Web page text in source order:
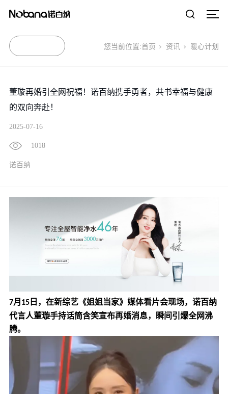
您当前位置:首页 资讯 暖心计划
董璇再婚引全网祝福！诺百纳携手勇者，共书幸福与健康
的双向奔赴！
2025-07-16
1018
诺百纳
7月 15日，在新综艺《姐姐当家》媒体看片会现场， 诺百纳
代言人董璇手持话筒含笑宣布再婚消息，瞬间引爆全网沸
腾。